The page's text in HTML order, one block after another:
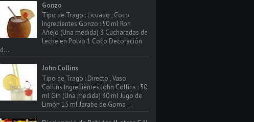
Gonzo
Tipo de Trago : Licuado , Coco
Ingredientes Gonzo : 50 ml Ron
Añejo (Una medida) 3 Cucharadas de
Leche en Polvo 1 Coco Decoración
d...
John Collins
Tipo de Trago : Directo , Vaso
Collins Ingredientes John Collins : 50
ml Gin (Una medida) 30 ml Jugo de
Limón 15 ml Jarabe de Goma ...